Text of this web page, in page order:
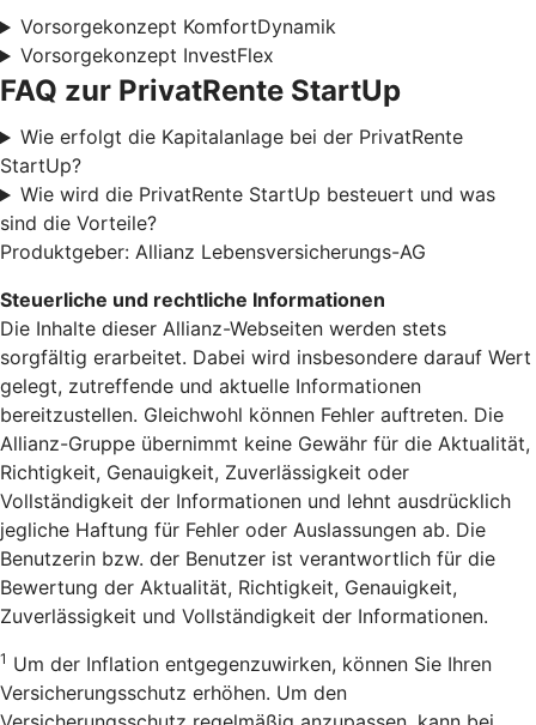
Vorsorgekonzept KomfortDynamik
Vorsorgekonzept InvestFlex
FAQ zur PrivatRente StartUp
Wie erfolgt die Kapitalanlage bei der PrivatRente
StartUp?
Wie wird die PrivatRente StartUp besteuert und was
sind die Vorteile?
Produktgeber: Allianz Lebensversicherungs-AG
Steuerliche und rechtliche Informationen
Die Inhalte dieser Allianz-Webseiten werden stets
sorgfältig erarbeitet. Dabei wird insbesondere darauf Wert
gelegt, zutreffende und aktuelle Informationen
bereitzustellen. Gleichwohl können Fehler auftreten. Die
Allianz-Gruppe übernimmt keine Gewähr für die Aktualität,
Richtigkeit, Genauigkeit, Zuverlässigkeit oder
Vollständigkeit der Informationen und lehnt ausdrücklich
jegliche Haftung für Fehler oder Auslassungen ab. Die
Benutzerin bzw. der Benutzer ist verantwortlich für die
Bewertung der Aktualität, Richtigkeit, Genauigkeit,
Zuverlässigkeit und Vollständigkeit der Informationen.
1 Um der Inflation entgegenzuwirken, können Sie Ihren
Versicherungsschutz erhöhen. Um den